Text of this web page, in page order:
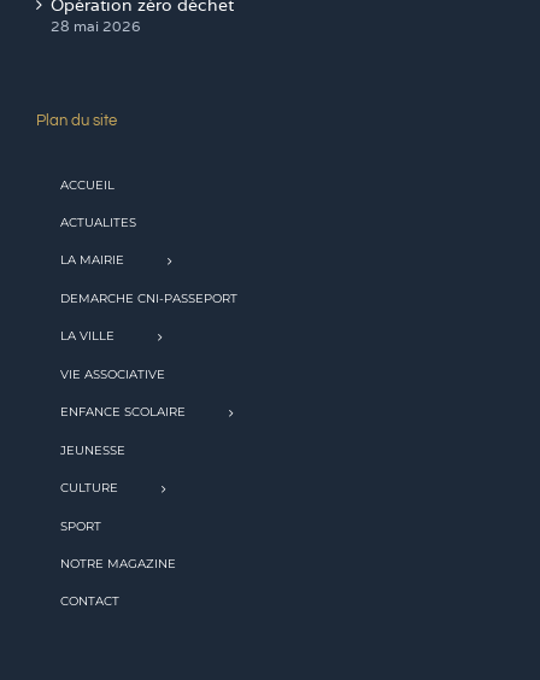
Opération zéro déchet
28 mai 2026
Plan du site
ACCUEIL
ACTUALITES
LA MAIRIE
DEMARCHE CNI-PASSEPORT
LA VILLE
VIE ASSOCIATIVE
ENFANCE SCOLAIRE
JEUNESSE
CULTURE
SPORT
NOTRE MAGAZINE
CONTACT